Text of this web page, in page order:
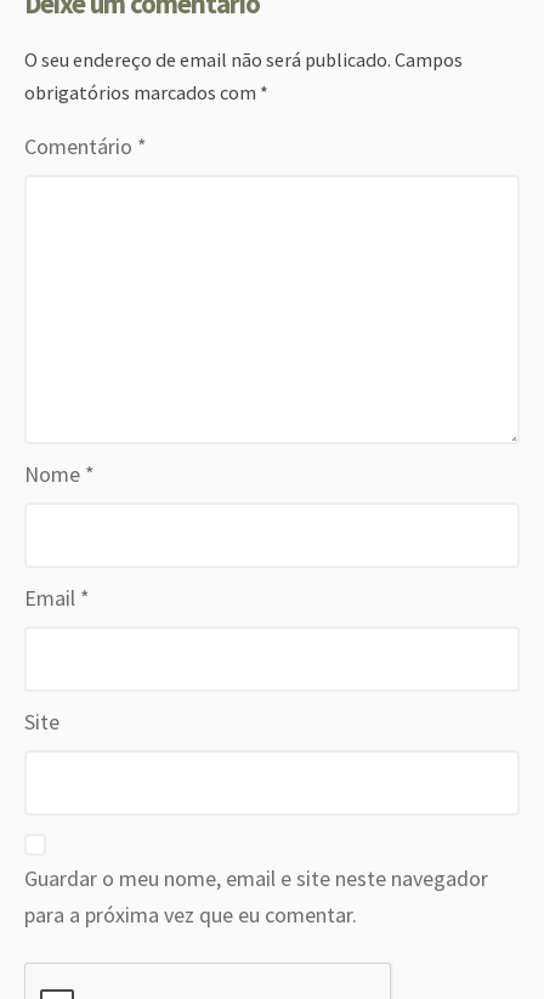
O seu endereço de email não será publicado. Campos
obrigatórios marcados com *
Comentário *
Nome *
Email *
Site
Guardar o meu nome, email e site neste navegador
para a próxima vez que eu comentar.